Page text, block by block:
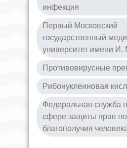
инфекция
Первый Московский
государственный
университет имени И.
Противовирусные
Рибонуклеиновая
Федеральная служба
сфере защиты прав
благополучия